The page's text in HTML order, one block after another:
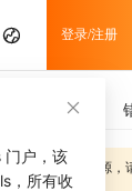
登录/注册
调用历史
账号的线上资源，
门户，该
，所有收